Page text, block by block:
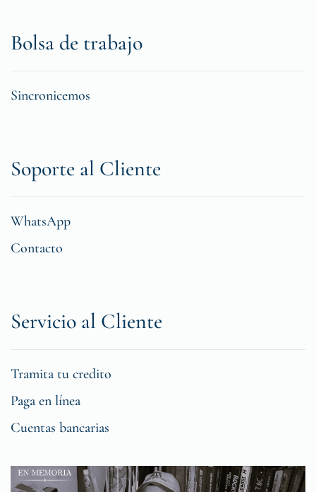
Bolsa de trabajo
Sincronicemos
Soporte al Cliente
WhatsApp
Contacto
Servicio al Cliente
Tramita tu credito
Paga en línea
Cuentas bancarias